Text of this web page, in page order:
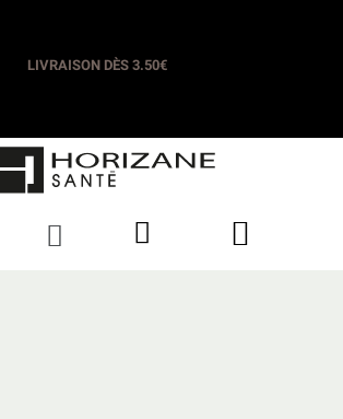
LIVRAISON OFFERTE DÈS 35€​